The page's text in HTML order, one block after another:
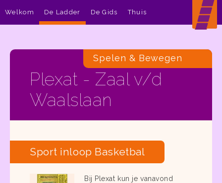
Plexat - Zaal v/d
Waalslaan
Spelen & Bewegen
Sport inloop Basketbal
Bij Plexat kun je vanavond
Welkom De Ladder De Gids Thuis